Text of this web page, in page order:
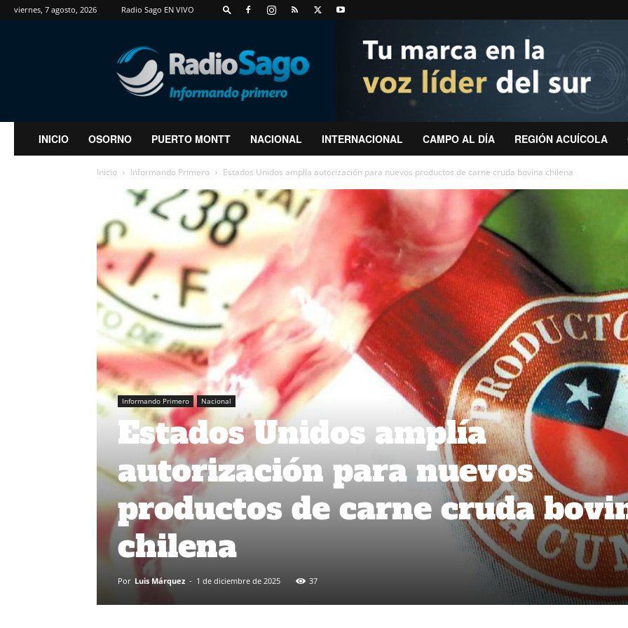
viernes, 7 agosto, 2026 Radio Sago EN VIVO
RadioSago
INICIO OSORNO PUERTO MONTT NACIONAL INTERNACIONAL CAMPO AL DÍA REGIÓN ACUÍCOLA
Inicio Informando Primero Estados Unidos amplía autorización para nuevos productos de carne cruda bovina chilena
Informando Primero Nacional
Estados Unidos amplía
autorización para nuevos
productos de carne cruda
chilena
Por Luis Márquez - 1 de diciembre de 2025 37